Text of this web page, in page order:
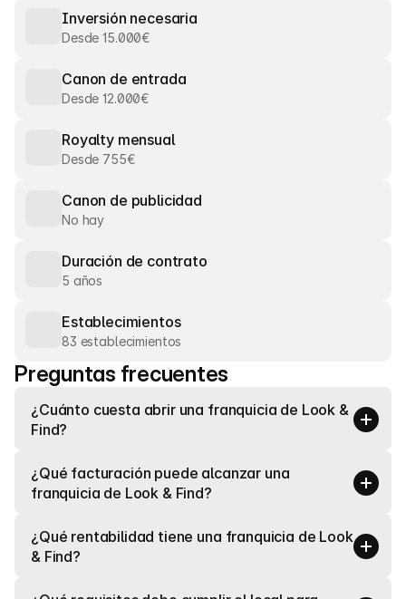
Inversión necesaria
Desde 15.000€
Canon de entrada
Desde 12.000€
Royalty mensual
Desde 755€
Canon de publicidad
No hay
Duración de contrato
5 años
Establecimientos
83 establecimientos
Preguntas frecuentes
¿Cuánto cuesta abrir una franquicia de Look &
Find?
¿Qué facturación puede alcanzar una
franquicia de Look & Find?
¿Qué rentabilidad tiene una franquicia de Look
& Find?